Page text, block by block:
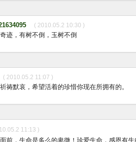
( 2010.05.2 10:30 )
迹，有树不倒，玉树不倒
( 2010.05.2 11:07 )
祷默哀，希望活着的珍惜你现在所拥有的。
11:13 )
前，生命是多么的卑微！珍爱生命，感恩有